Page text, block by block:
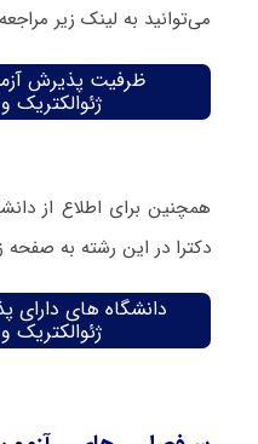
می‌توانید به لینک زیر
ظرفیت پذیرش
ژئوالکتریک
همچنین برای اطلاع از
دکترا در این رشته به صفحه
دانشگاه های دارای
ژئوالکتریک